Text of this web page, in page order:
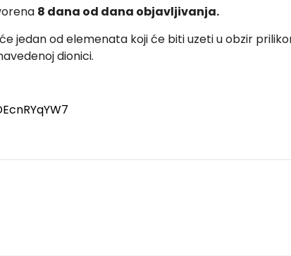
8 dana od dana objavljivanja.
jedan od elemenata koji će biti uzeti u obzir
dionici.